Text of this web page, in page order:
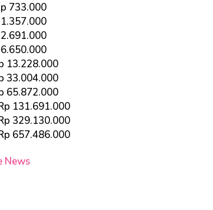
733.000
13.228.000
33.004.000
65.872.000
131.691.000
329.130.000
657.486.000
News